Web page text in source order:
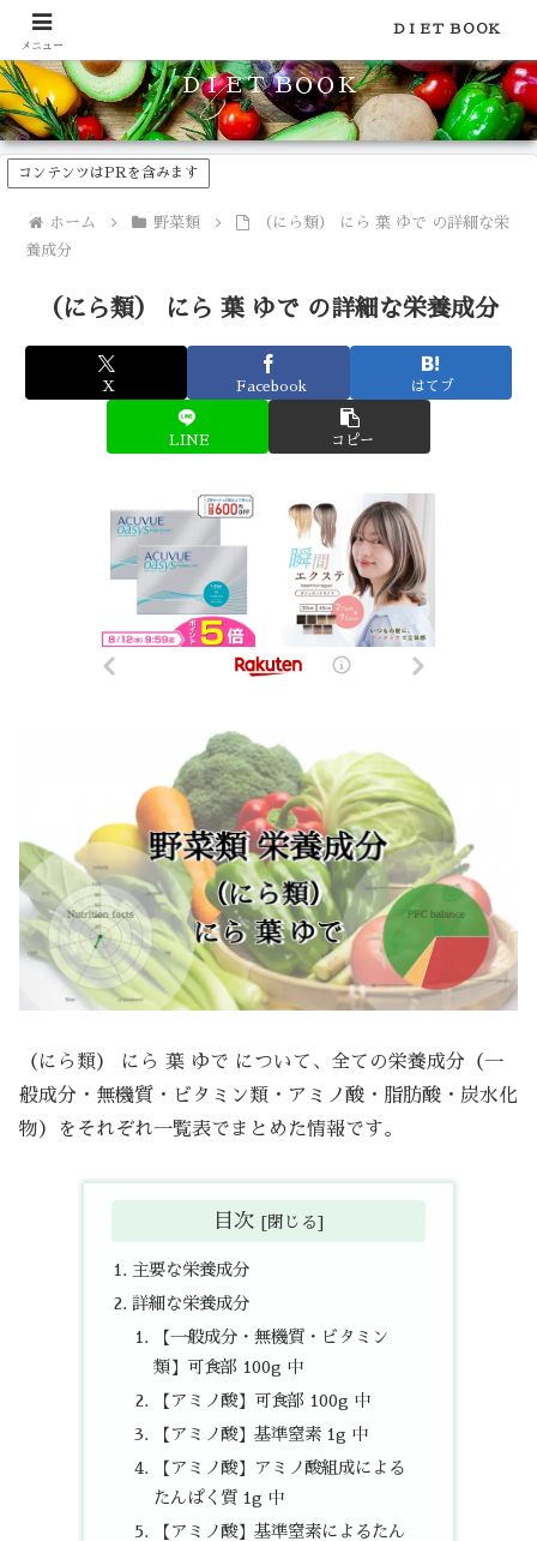
食品のカロリーや糖質などの栄養素がわかる！健康やダイエットに
ＤＩＥＴ ＢＯＯＫ
コンテンツはPRを含みます
ホーム 野菜類
（にら類） にら 葉 ゆで の詳細な栄
養成分
（にら類） にら 葉 ゆで の詳細な栄養成分
X Facebook はてブ
LINE コピー
（にら類） にら 葉 ゆで について、全ての栄養成分（一
般成分・無機質・ビタミン類・アミノ酸・脂肪酸・炭水化
物）をそれぞれ一覧表でまとめた情報です。
目次
主要な栄養成分
詳細な栄養成分
【一般成分・無機質・ビタミン
類】可食部 100g 中
【アミノ酸】可食部 100g 中
【アミノ酸】基準窒素 1g 中
【アミノ酸】アミノ酸組成による
たんぱく質 1g 中
【アミノ酸】基準窒素によるたん
メニュー
ＤＩＥＴ ＢＯＯＫ